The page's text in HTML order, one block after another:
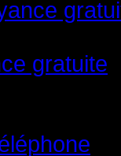
gratuite